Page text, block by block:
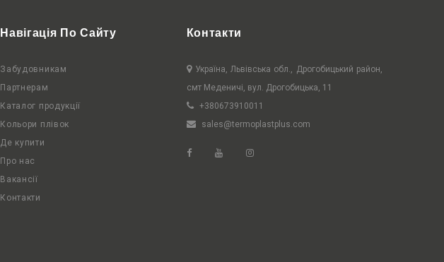
Навігація По Сайту
Забудовникам
Партнерам
Каталог продукції
Кольори плівок
Де купити
Про нас
Вакансії
Контакти
Контакти
Україна, Львівська обл., Дрогобицький район,
смт Меденичі, вул. Дрогобицька, 11
+380673910011
sales@termoplastplus.com